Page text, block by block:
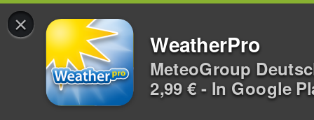
×
WeatherPro
MeteoGroup
2,99 € - In Google